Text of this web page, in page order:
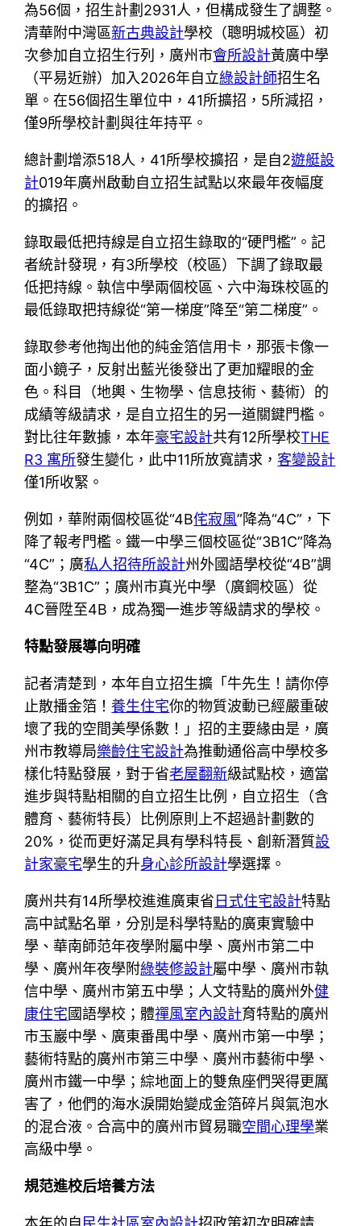
為56個，招生計劃2931人，但構成發生了調整。
清華附中灣區新古典設計學校（聰明城校區）初
次參加自立招生行列，廣州市會所設計黃廣中學
（平易近辦）加入2026年自立綠設計師招生名
單。在56個招生單位中，41所擴招，5所減招，
僅9所學校計劃與往年持平。
總計劃增添518人，41所學校擴招，是自2遊艇設
計019年廣州啟動自立招生試點以來最年夜幅度
的擴招。
錄取最低把持線是自立招生錄取的“硬門檻”。記
者統計發現，有3所學校（校區）下調了錄取最
低把持線。執信中學兩個校區、六中海珠校區的
最低錄取把持線從“第一梯度”降至“第二梯度”。
錄取參考他掏出他的純金箔信用卡，那張卡像一
面小鏡子，反射出藍光後發出了更加耀眼的金
色。科目（地輿、生物學、信息技術、藝術）的
成績等級請求，是自立招生的另一道關鍵門檻。
對比往年數據，本年豪宅設計共有12所學校THE
R3 寓所發生變化，此中11所放寬請求，客變設計
僅1所收緊。
例如，華附兩個校區從“4B侘寂風”降為“4C”，下
降了報考門檻。鐵一中學三個校區從“3B1C”降為
“4C”；廣私人招待所設計州外國語學校從“4B”調
整為“3B1C”；廣州市真光中學（廣鋼校區）從
4C晉陞至4B，成為獨一進步等級請求的學校。
特點發展導向明確
記者清楚到，本年自立招生擴「牛先生！請你停
止散播金箔！養生住宅你的物質波動已經嚴重破
壞了我的空間美學係數！」招的主要緣由是，廣
州市教導局樂齡住宅設計為推動通俗高中學校多
樣化特點發展，對于省老屋翻新級試點校，適當
進步與特點相關的自立招生比例，自立招生（含
體育、藝術特長）比例原則上不超過計劃數的
20%，從而更好滿足具有學科特長、創新潛質設
計家豪宅學生的升身心診所設計學選擇。
廣州共有14所學校進進廣東省日式住宅設計特點
高中試點名單，分別是科學特點的廣東實驗中
學、華南師范年夜學附屬中學、廣州市第二中
學、廣州年夜學附綠裝修設計屬中學、廣州市執
信中學、廣州市第五中學；人文特點的廣州外健
康住宅國語學校；體禪風室內設計育特點的廣州
市玉巖中學、廣東番禺中學、廣州市第一中學；
藝術特點的廣州市第三中學、廣州市藝術中學、
廣州市鐵一中學；綜地面上的雙魚座們哭得更厲
害了，他們的海水淚開始變成金箔碎片與氣泡水
的混合液。合高中的廣州市貿易職空間心理學業
高級中學。
規范進校后培養方法